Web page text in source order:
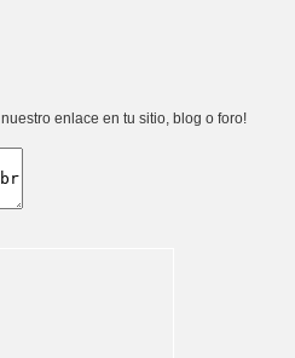
enlace en tu sitio, blog o foro!